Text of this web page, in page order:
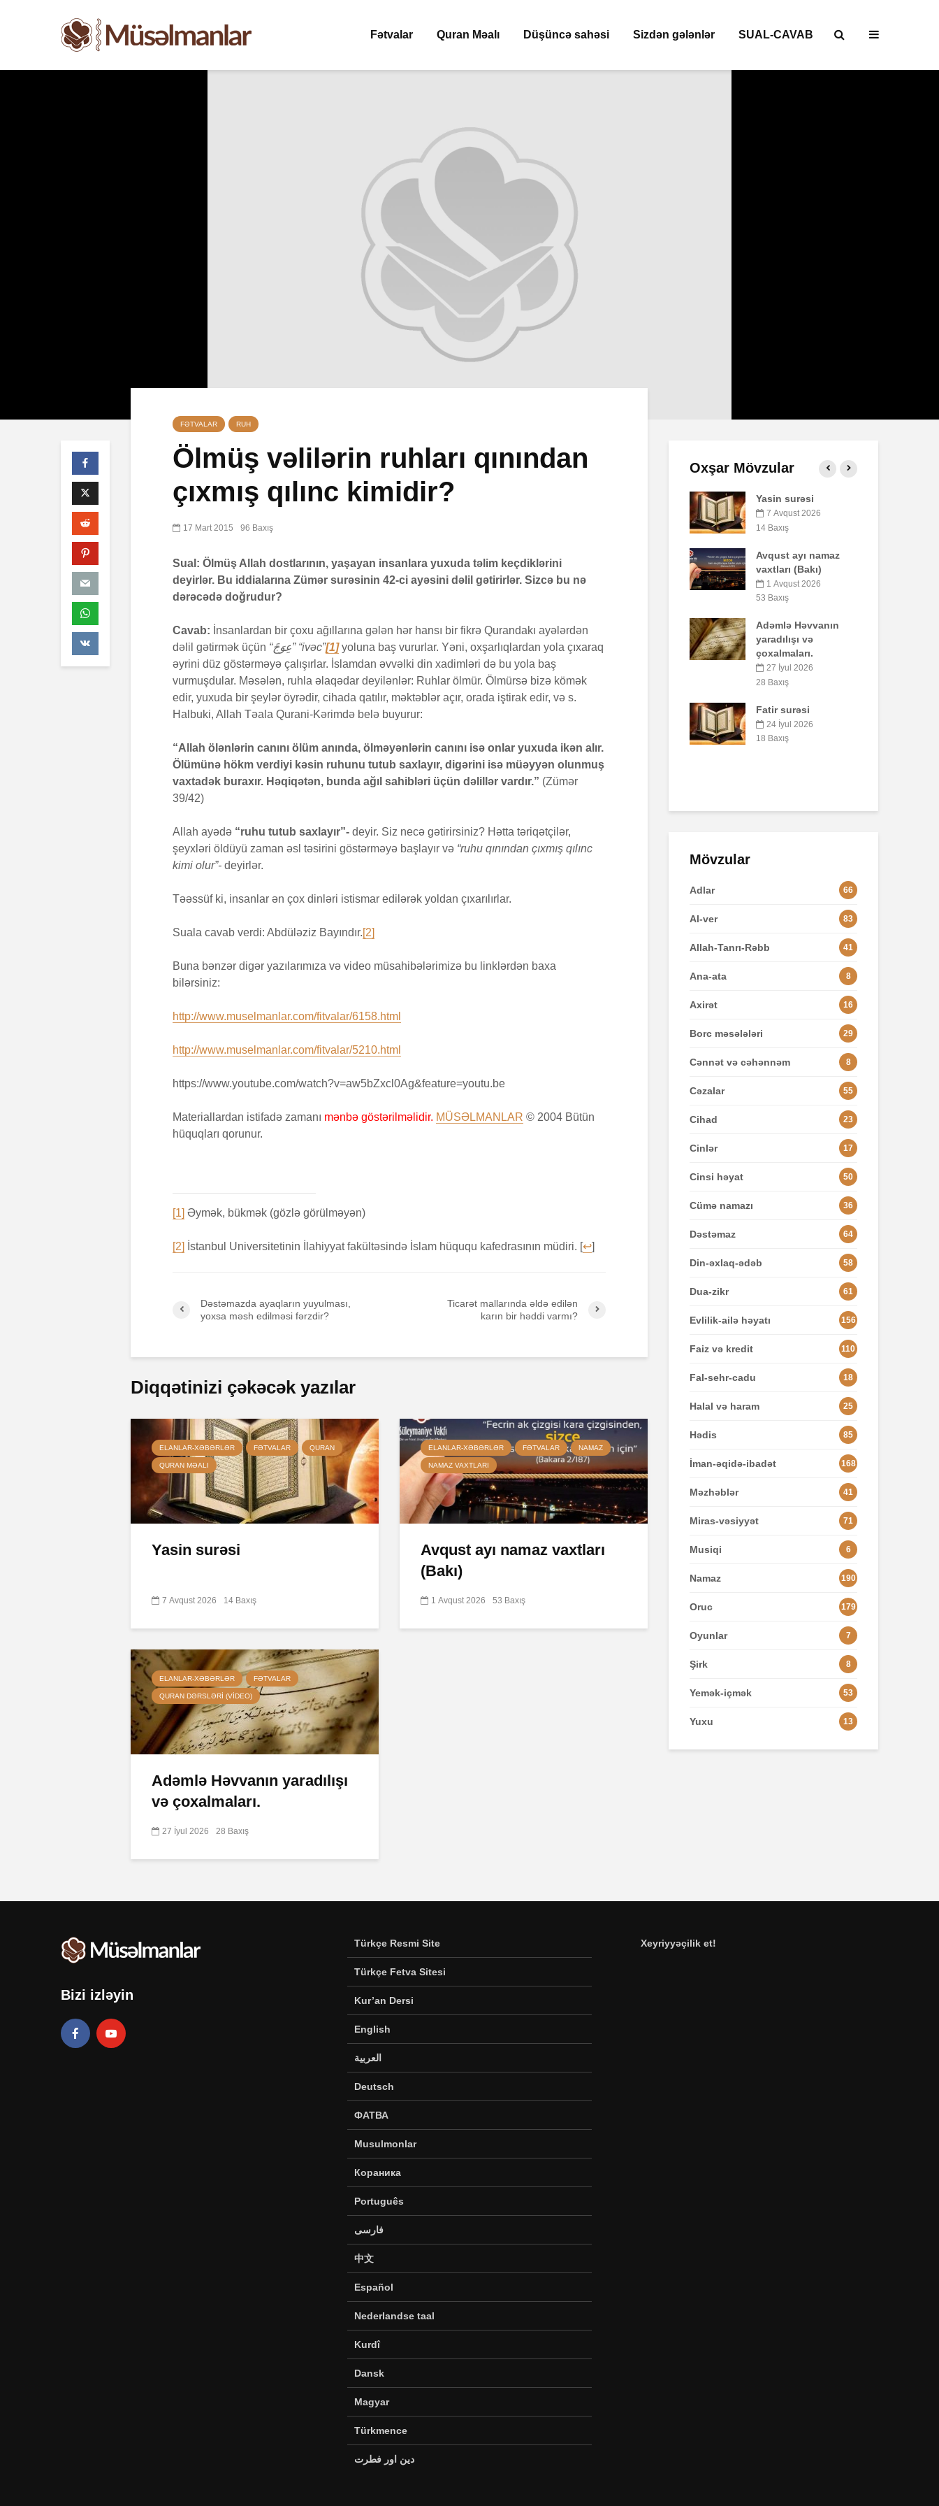
Fətvalar Quran Məalı Düşüncə sahəsi Sizdən gələnlər SUAL-CAVAB
FƏTVALAR RUH
Ölmüş vəlilərin ruhları qınından
çıxmış qılınc kimidir?
17 Mart 2015 96 Baxış
Sual: Ölmüş Allah dostlarının, yaşayan insanlara yuxuda təlim keçdiklərini
deyirlər. Bu iddialarına Zümər surəsinin 42-ci ayəsini dəlil gətirirlər. Sizcə bu nə
dərəcədə doğrudur?
Cavab: İnsanlardan bir çoxu ağıllarına gələn hər hansı bir fikrə Qurandakı ayələrdən
dəlil gətirmək üçün “عِوَجً” “ivəc”[1]yoluna baş vururlar. Yəni, oxşarlıqlardan yola çıxaraq
əyrini düz göstərməyə çalışırlar. İslamdan əvvəlki din xadimləri də bu yola baş
vurmuşdular. Məsələn, ruhla əlaqədar deyilənlər: Ruhlar ölmür. Ölmürsə bizə kömək
edir, yuxuda bir şeylər öyrədir, cihada qatılır, məktəblər açır, orada iştirak edir, və s.
Halbuki, Allah Təala Qurani-Kərimdə belə buyurur:
“Allah ölənlərin canını ölüm anında, ölməyənlərin canını isə onlar yuxuda ikən alır.
Ölümünə hökm verdiyi kəsin ruhunu tutub saxlayır, digərini isə müəyyən olunmuş
vaxtadək buraxır. Həqiqətən, bunda ağıl sahibləri üçün dəlillər vardır.” (Zümər
39/42)
Allah ayədə “ruhu tutub saxlayır”- deyir. Siz necə gətirirsiniz? Hətta təriqətçilər,
şeyxləri öldüyü zaman əsl təsirini göstərməyə başlayır və “ruhu qınından çıxmış qılınc
kimi olur”- deyirlər.
Təəssüf ki, insanlar ən çox dinləri istismar edilərək yoldan çıxarılırlar.
Suala cavab verdi: Abdüləziz Bayındır.[2]
Buna bənzər digər yazılarımıza və video müsahibələrimizə bu linklərdən baxa
bilərsiniz:
http://www.muselmanlar.com/fitvalar/6158.html
http://www.muselmanlar.com/fitvalar/5210.html
https://www.youtube.com/watch?v=aw5bZxcl0Ag&feature=youtu.be
Materiallardan istifadə zamanı mənbə göstərilməlidir. MÜSƏLMANLAR © 2004 Bütün
hüquqları qorunur.
[1] Əymək, bükmək (gözlə görülməyən)
[2] İstanbul Universitetinin İlahiyyat fakültəsində İslam hüququ kafedrasının müdiri. [↩]
Dəstəmazda ayaqların yuyulması,
yoxsa məsh edilməsi fərzdir?
Ticarət mallarında əldə edilən
karın bir həddi varmı?
Diqqətinizi çəkəcək yazılar
ELANLAR-XƏBƏRLƏR FƏTVALAR QURAN
QURAN MƏALI
Yasin surəsi
7 Avqust 2026 14 Baxış
ELANLAR-XƏBƏRLƏR FƏTVALAR NAMAZ
NAMAZ VAXTLARI
Avqust ayı namaz vaxtları
(Bakı)
1 Avqust 2026 53 Baxış
ELANLAR-XƏBƏRLƏR FƏTVALAR
QURAN DƏRSLƏRI (VIDEO)
Adəmlə Həvvanın yaradılışı
və çoxalmaları.
27 İyul 2026 28 Baxış
Oxşar Mövzular
Qeyri-müsəlmanı
17 İyul 2026
30 Baxış
10 İyul 2026
Faiz nədir?
7 İyul 2026 52 Baxış
48 Baxış
oxumağı və yazmağı
bacarırdı, yoxsa,
51 Baxış
Səcdə surəsi
12 İyun 2026
80 Baxış
olmazmı?
5 İyun 2026
37 Baxış
Yasin surəsi
7 Avqust 2026
Avqust ayı namaz
vaxtları (Bakı)
1 Avqust 2026
Adəmlə Həvvanın
yaradılışı və
çoxalmaları.
Fatir surəsi
24 İyul 2026
Qeyri-müsəlmanı
öldürən bir
edilərmi?
17 İyul 2026
30 Baxış
10 İyul 2026
41 Baxış
Faiz nədir?
AŞURA BARƏDƏ
Mövzular
Adlar 66
Al-ver 83
Allah-Tanrı-Rəbb 41
Ana-ata 8
Axirət 16
Borc məsələləri 29
Cənnət və cəhənnəm 8
Cəzalar 55
Cihad 23
Cinlər 17
Cinsi həyat 50
Cümə namazı 36
Dəstəmaz 64
Din-əxlaq-ədəb 58
Dua-zikr 61
Evlilik-ailə həyatı 156
Faiz və kredit 110
Fal-sehr-cadu 18
Halal və haram 25
Hədis 85
İman-əqidə-ibadət 168
Məzhəblər 41
Miras-vəsiyyət 71
Musiqi 6
Namaz 190
Oruc 179
Oyunlar 7
Şirk 8
Yemək-içmək 53
Yuxu 13
Bizi izləyin
Türkçe Resmi Site
Türkçe Fetva Sitesi
Kur’an Dersi
English
العربية
Deutsch
ФАТВА
Musulmonlar
Кораника
Português
فارسی
中文
Español
Nederlandse taal
Kurdî
Dansk
Magyar
Türkmence
دین اور فطرت
Xeyriyyəçilik et!